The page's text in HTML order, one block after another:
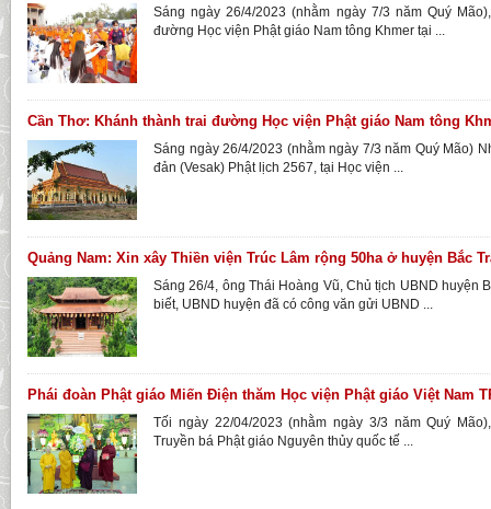
Sáng ngày 26/4/2023 (nhằm ngày 7/3 năm Quý
đường Học viện Phật giáo Nam tông Khmer tại ...
Cần Thơ: Khánh thành trai đường Học viện Phật giáo Nam tông
Sáng ngày 26/4/2023 (nhằm ngày 7/3 năm Quý Mão)
đản (Vesak) Phật lịch 2567, tại Học viện ...
Quảng Nam: Xin xây Thiền viện Trúc Lâm rộng 50ha ở huyện Bắc
Sáng 26/4, ông Thái Hoàng Vũ, Chủ tịch UBND huyện
biết, UBND huyện đã có công văn gửi UBND ...
Phái đoàn Phật giáo Miến Điện thăm Học viện Phật giáo Việt Nam
Tối ngày 22/04/2023 (nhằm ngày 3/3 năm Quý
Truyền bá Phật giáo Nguyên thủy quốc tế ...